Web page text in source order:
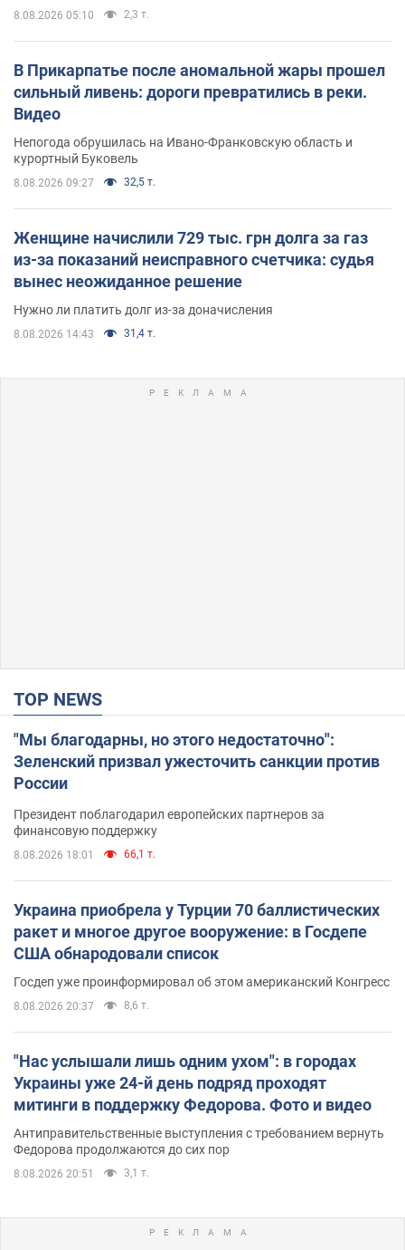
8.08.2026 05:10 2,3 т.
В Прикарпатье после аномальной жары прошел
сильный ливень: дороги превратились в реки.
Видео
Непогода обрушилась на Ивано-Франковскую область и
курортный Буковель
8.08.2026 09:27 32,5 т.
Женщине начислили 729 тыс. грн долга за газ
из-за показаний неисправного счетчика: судья
вынес неожиданное решение
Нужно ли платить долг из-за доначисления
8.08.2026 14:43 31,4 т.
TOP NEWS
"Мы благодарны, но этого недостаточно":
Зеленский призвал ужесточить санкции против
России
Президент поблагодарил европейских партнеров за
финансовую поддержку
8.08.2026 18:01 66,1 т.
Украина приобрела у Турции 70 баллистических
ракет и многое другое вооружение: в Госдепе
США обнародовали список
Госдеп уже проинформировал об этом американский Конгресс
8.08.2026 20:37 8,6 т.
"Нас услышали лишь одним ухом": в городах
Украины уже 24-й день подряд проходят
митинги в поддержку Федорова. Фото и видео
Антиправительственные выступления с требованием вернуть
Федорова продолжаются до сих пор
8.08.2026 20:51 3,1 т.